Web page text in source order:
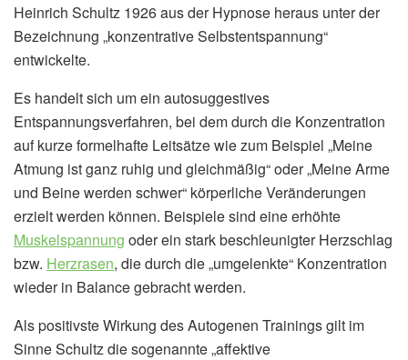
Heinrich Schultz 1926 aus der Hypnose heraus unter der
Bezeichnung „konzentrative Selbstentspannung“
entwickelte.
Es handelt sich um ein autosuggestives
Entspannungsverfahren, bei dem durch die Konzentration
auf kurze formelhafte Leitsätze wie zum Beispiel „Meine
Atmung ist ganz ruhig und gleichmäßig“ oder „Meine Arme
und Beine werden schwer“ körperliche Veränderungen
erzielt werden können. Beispiele sind eine erhöhte
Muskelspannung oder ein stark beschleunigter Herzschlag
bzw. Herzrasen, die durch die „umgelenkte“ Konzentration
wieder in Balance gebracht werden.
Als positivste Wirkung des Autogenen Trainings gilt im
Sinne Schultz die sogenannte „affektive